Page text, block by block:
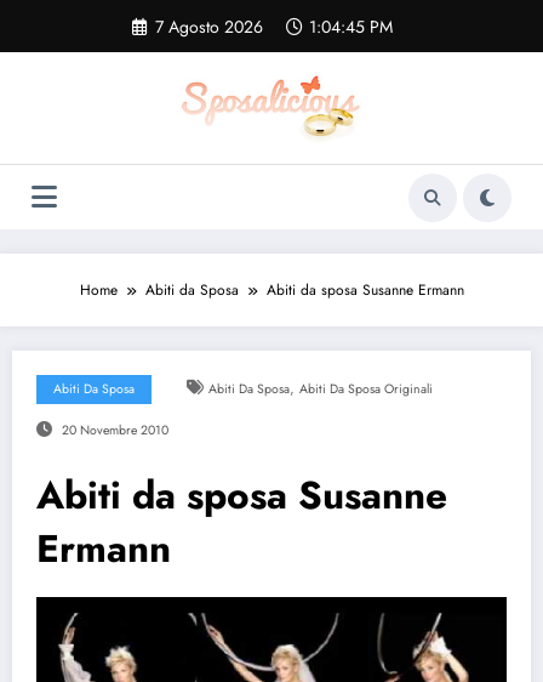
contenuto
7 Agosto 2026 1:04:45 PM
Home Abiti da Sposa Abiti da sposa Susanne Ermann
Abiti Da Sposa Abiti Da Sposa, Abiti Da Sposa Originali
20 Novembre 2010
Abiti da sposa Susanne
Ermann